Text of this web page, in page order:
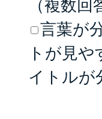
（複数回
言葉が
トが見や
イトルが